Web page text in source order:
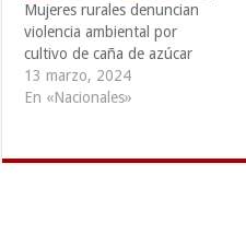
Mujeres rurales denuncian
violencia ambiental por
cultivo de caña de azúcar
13 marzo, 2024
En «Nacionales»